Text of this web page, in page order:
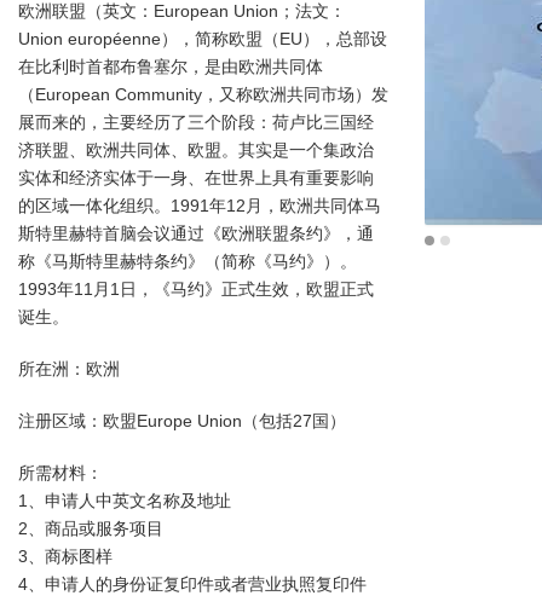
欧洲联盟（英文：European Union；法文：
Union européenne），简称欧盟（EU），总部设
在比利时首都布鲁塞尔，是由欧洲共同体
（European Community，又称欧洲共同市场）发
展而来的，主要经历了三个阶段：荷卢比三国经
济联盟、欧洲共同体、欧盟。其实是一个集政治
实体和经济实体于一身、在世界上具有重要影响
的区域一体化组织。1991年12月，欧洲共同体马
斯特里赫特首脑会议通过《欧洲联盟条约》，通
称《马斯特里赫特条约》（简称《马约》）。
1993年11月1日，《马约》正式生效，欧盟正式
诞生。
所在洲：欧洲
注册区域：欧盟Europe Union（包括27国）
所需材料：
1、申请人中英文名称及地址
2、商品或服务项目
3、商标图样
4、申请人的身份证复印件或者营业执照复印件